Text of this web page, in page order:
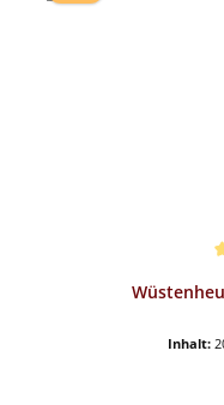
Inhalt: